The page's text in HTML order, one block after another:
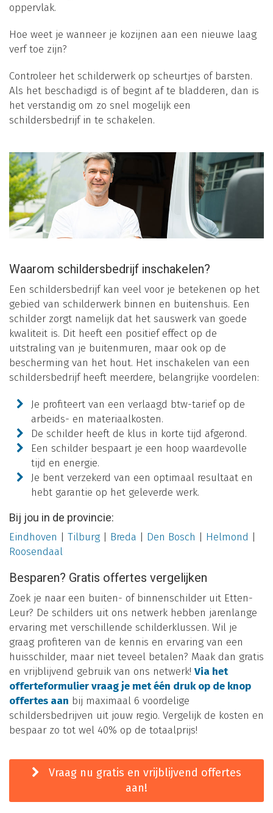
oppervlak.
Hoe weet je wanneer je kozijnen aan een nieuwe laag
verf toe zijn?
Controleer het schilderwerk op scheurtjes of barsten.
Als het beschadigd is of begint af te bladderen, dan is
het verstandig om zo snel mogelijk een
schildersbedrijf in te schakelen.
Waarom schildersbedrijf inschakelen?
Een schildersbedrijf kan veel voor je betekenen op het
gebied van schilderwerk binnen en buitenshuis. Een
schilder zorgt namelijk dat het sauswerk van goede
kwaliteit is. Dit heeft een positief effect op de
uitstraling van je buitenmuren, maar ook op de
bescherming van het hout. Het inschakelen van een
schildersbedrijf heeft meerdere, belangrijke voordelen:
Je profiteert van een verlaagd btw-tarief op de
arbeids- en materiaalkosten.
De schilder heeft de klus in korte tijd afgerond.
Een schilder bespaart je een hoop waardevolle
tijd en energie.
Je bent verzekerd van een optimaal resultaat en
hebt garantie op het geleverde werk.
Bij jou in de provincie:
Eindhoven Tilburg Breda Den Bosch Helmond
Roosendaal
Besparen? Gratis offertes vergelijken
Zoek je naar een buiten- of binnenschilder uit Etten-
Leur? De schilders uit ons netwerk hebben jarenlange
ervaring met verschillende schilderklussen. Wil je
graag profiteren van de kennis en ervaring van een
huisschilder, maar niet teveel betalen? Maak dan gratis
en vrijblijvend gebruik van ons netwerk! Via het
offerteformulier vraag je met één druk op de knop
offertes aan bij maximaal 6 voordelige
schildersbedrijven uit jouw regio. Vergelijk de kosten en
bespaar zo tot wel 40% op de totaalprijs!
Vraag nu gratis en vrijblijvend offertes
aan!